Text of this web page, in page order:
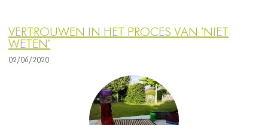
VERTROUWEN IN HET PROCES VAN 'NIET
WETEN'
02/06/2020